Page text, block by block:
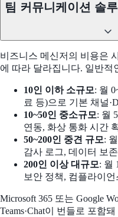
팀 커뮤니케이션 솔
비즈니스 메신저의 비용은
에 따라 달라집니다. 일반적
10인 이하 소규모: 월
료 등)으로 기본 채널
10~50인 중소규모: 월
연동, 화상 통화 시간
50~200인 중견 규모:
감사 로그, 데이터 보
200인 이상 대규모: 월
보안 정책, 컴플라이
Microsoft 365 또는 Google
Teams·Chat이 번들로 포함